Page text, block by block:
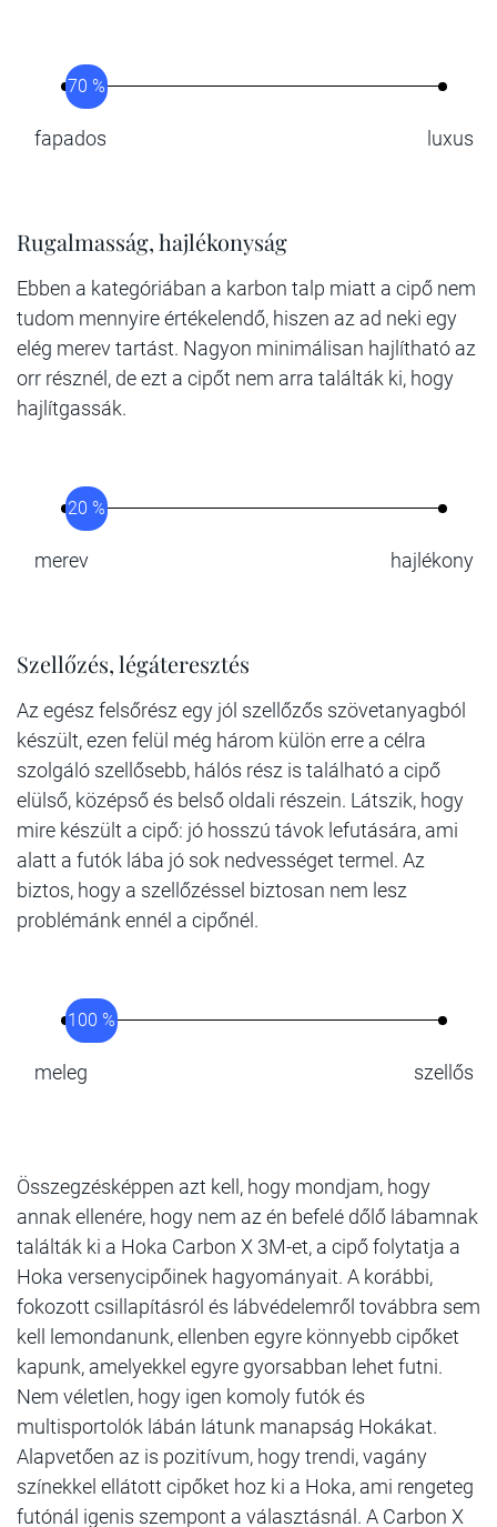
70 %
fapados luxus
Rugalmasság, hajlékonyság
Ebben a kategóriában a karbon talp miatt a cipő nem
tudom mennyire értékelendő, hiszen az ad neki egy
elég merev tartást. Nagyon minimálisan hajlítható az
orr résznél, de ezt a cipőt nem arra találták ki, hogy
hajlítgassák.
20 %
merev hajlékony
Szellőzés, légáteresztés
Az egész felsőrész egy jól szellőzős szövetanyagból
készült, ezen felül még három külön erre a célra
szolgáló szellősebb, hálós rész is található a cipő
elülső, középső és belső oldali részein. Látszik, hogy
mire készült a cipő: jó hosszú távok lefutására, ami
alatt a futók lába jó sok nedvességet termel. Az
biztos, hogy a szellőzéssel biztosan nem lesz
problémánk ennél a cipőnél.
100 %
meleg szellős
Összegzésképpen azt kell, hogy mondjam, hogy
annak ellenére, hogy nem az én befelé dőlő lábamnak
találták ki a Hoka Carbon X 3M-et, a cipő folytatja a
Hoka versenycipőinek hagyományait. A korábbi,
fokozott csillapításról és lábvédelemről továbbra sem
kell lemondanunk, ellenben egyre könnyebb cipőket
kapunk, amelyekkel egyre gyorsabban lehet futni.
Nem véletlen, hogy igen komoly futók és
multisportolók lábán látunk manapság Hokákat.
Alapvetően az is pozitívum, hogy trendi, vagány
színekkel ellátott cipőket hoz ki a Hoka, ami rengeteg
futónál igenis szempont a választásnál. A Carbon X